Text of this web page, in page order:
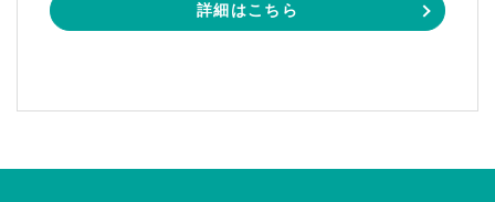
詳細はこちら